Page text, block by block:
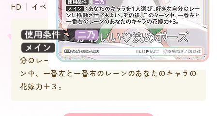
HD イベント
：
：あなたのキャラを１人選び、好きな自
分のレーンに移動させてもよい。その後、このター
ン中、一番左と一番右のレーンのあなたのキャラの
花嫁力＋３。